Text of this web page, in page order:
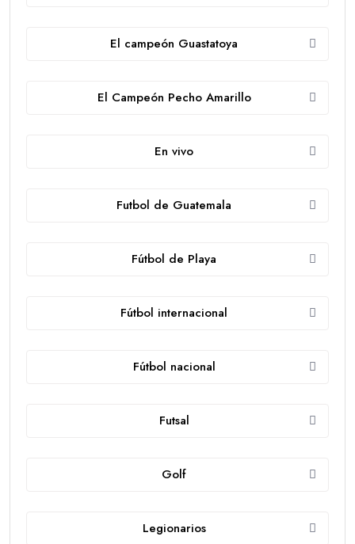
El campeón Guastatoya
El Campeón Pecho Amarillo
En vivo
Futbol de Guatemala
Fútbol de Playa
Fútbol internacional
Fútbol nacional
Futsal
Golf
Legionarios